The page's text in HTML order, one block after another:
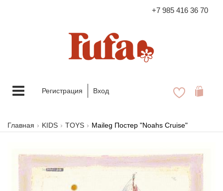
+7 985 416 36 70
FASHION FAMILY STORE
Меню Регистрация Вход
Главная KIDS TOYS Maileg Постер "Noahs Cruise"